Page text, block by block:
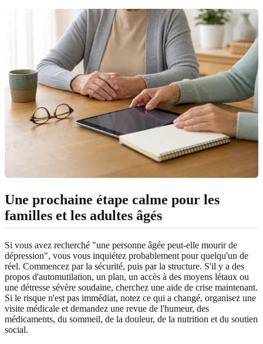
Une prochaine étape calme pour les
familles et les adultes âgés
Si vous avez recherché "une personne âgée peut-elle mourir de
dépression", vous vous inquiétez probablement pour quelqu'un de
réel. Commencez par la sécurité, puis par la structure. S'il y a des
propos d'automutilation, un plan, un accès à des moyens létaux ou
une détresse sévère soudaine, cherchez une aide de crise maintenant.
Si le risque n'est pas immédiat, notez ce qui a changé, organisez une
visite médicale et demandez une revue de l'humeur, des
médicaments, du sommeil, de la douleur, de la nutrition et du soutien
social.